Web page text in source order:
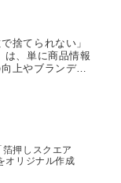
捨てられない」
は、単に商品情報
上やブランディ
押しスクエア
オリジナル作成